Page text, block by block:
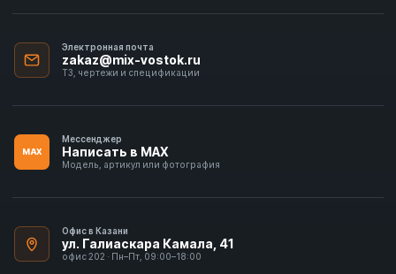
Электронная почта
zakaz@mix-vostok.ru
ТЗ, чертежи и спецификации
MAX
Мессенджер
Написать в MAX
Модель, артикул или фотография
Офис в Казани
ул. Галиаскара Камала, 41
офис 202 · Пн–Пт, 09:00–18:00